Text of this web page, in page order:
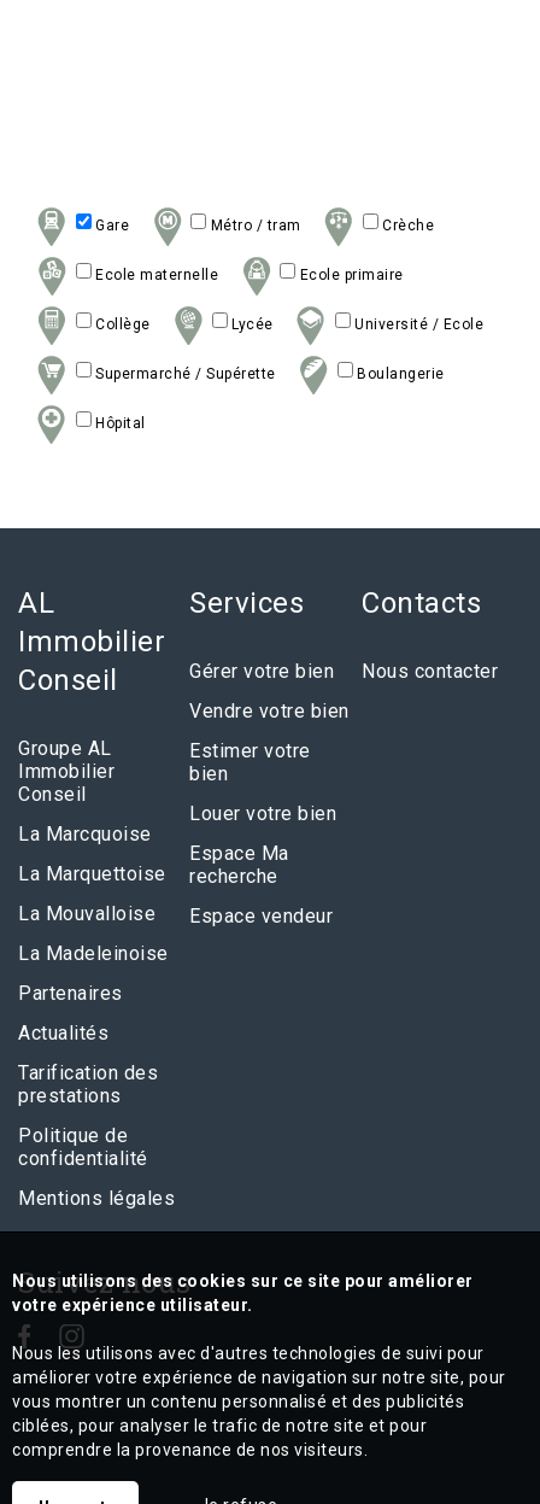
Gare Métro / tram Crèche
Ecole maternelle Ecole primaire
Collège Lycée Université / Ecole
Supermarché / Supérette Boulangerie
Hôpital
AL
Immobilier
Conseil
Groupe AL
Immobilier
Conseil
La Marcquoise
La Marquettoise
La Mouvalloise
La Madeleinoise
Partenaires
Actualités
Tarification des
prestations
Politique de
confidentialité
Mentions légales
Services
Gérer votre bien
Vendre votre bien
Estimer votre
bien
Louer votre bien
Espace Ma
recherche
Espace vendeur
Contacts
Nous contacter
Suivez nous
Nous utilisons des cookies sur ce site pour améliorer
votre expérience utilisateur.
Nous les utilisons avec d'autres technologies de suivi pour
améliorer votre expérience de navigation sur notre site, pour
vous montrer un contenu personnalisé et des publicités
ciblées, pour analyser le trafic de notre site et pour
comprendre la provenance de nos visiteurs.